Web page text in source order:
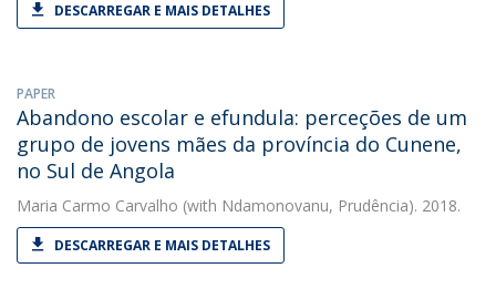
DESCARREGAR E MAIS DETALHES
PAPER
Abandono escolar e efundula: perceções de um
grupo de jovens mães da província do Cunene,
no Sul de Angola
Maria Carmo Carvalho (with Ndamonovanu, Prudência). 2018.
DESCARREGAR E MAIS DETALHES